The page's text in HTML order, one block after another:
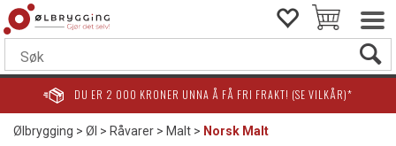
DU ER 2 000 KRONER UNNA Å FÅ FRI FRAKT! (SE VILKÅR)*
Ølbrygging>Øl >Råvarer>Malt> Norsk Malt